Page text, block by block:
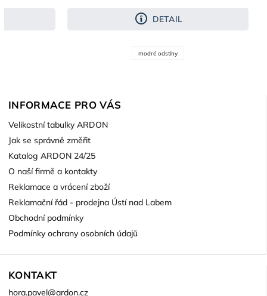
DETAIL
modré odstíny
INFORMACE PRO VÁS
Velikostní tabulky ARDON
Jak se správně změřit
Katalog ARDON 24/25
O naší firmě a kontakty
Reklamace a vrácení zboží
Reklamační řád - prodejna Ústí nad Labem
Obchodní podmínky
Podmínky ochrany osobních údajů
KONTAKT
hora.pavel@ardon.cz